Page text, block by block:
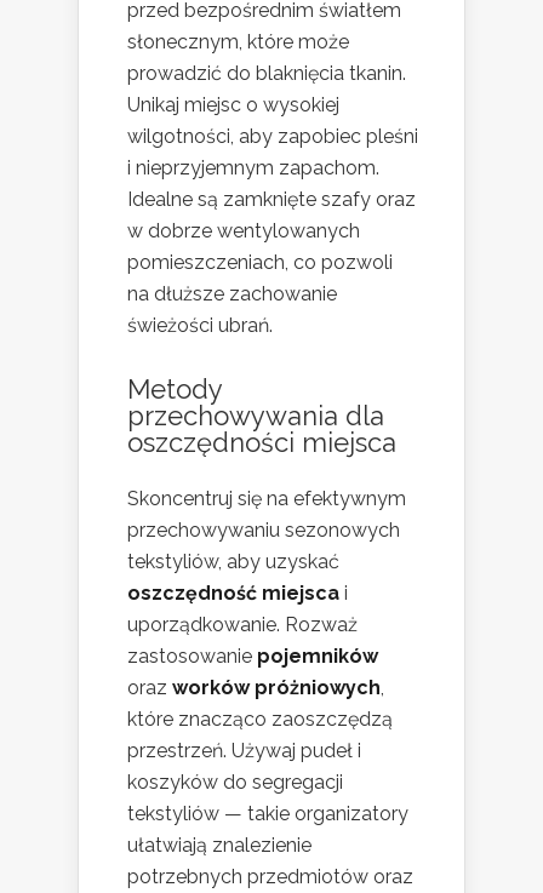
przed bezpośrednim światłem
słonecznym, które może
prowadzić do blaknięcia tkanin.
Unikaj miejsc o wysokiej
wilgotności, aby zapobiec pleśni
i nieprzyjemnym zapachom.
Idealne są zamknięte szafy oraz
w dobrze wentylowanych
pomieszczeniach, co pozwoli
na dłuższe zachowanie
świeżości ubrań.
Metody
przechowywania dla
oszczędności miejsca
Skoncentruj się na efektywnym
przechowywaniu sezonowych
tekstyliów, aby uzyskać
oszczędność miejsca i
uporządkowanie. Rozważ
zastosowanie pojemników
oraz worków próżniowych,
które znacząco zaoszczędzą
przestrzeń. Używaj pudeł i
koszyków do segregacji
tekstyliów — takie organizatory
ułatwiają znalezienie
potrzebnych przedmiotów oraz